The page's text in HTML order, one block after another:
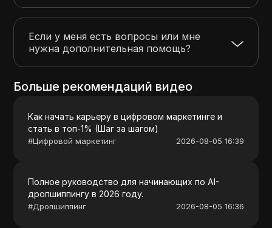
Если у меня есть вопросы или мне
нужна дополнительная помощь?
Больше рекомендаций видео
Как начать карьеру в цифровом маркетинге и
стать в топ-1% (Шаг за шагом)
#Цифровой маркетинг 2026-08-05 16:39
Полное руководство для начинающих по AI-
дропшиппингу в 2026 году.
#Дропшиппинг 2026-08-05 16:36